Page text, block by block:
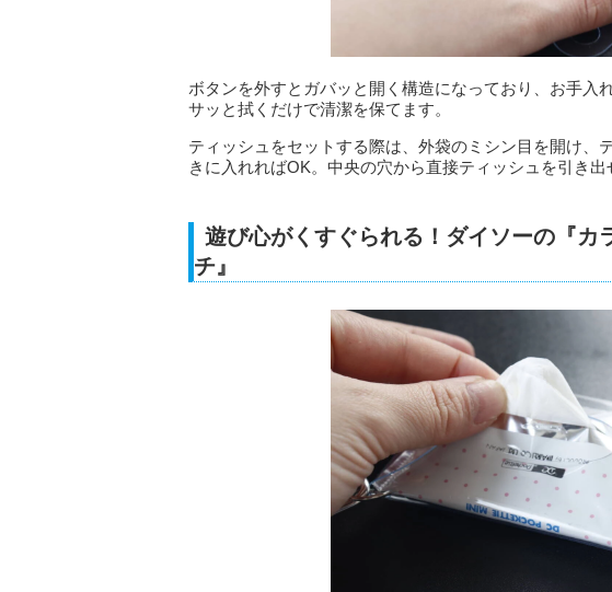
ボタンを外すとガバッと開く構造になっており、お手入
サッと拭くだけで清潔を保てます。
ティッシュをセットする際は、外袋のミシン目を開け、
きに入れればOK。中央の穴から直接ティッシュを引き出
遊び心がくすぐられる！ダイソーの『カ
チ』